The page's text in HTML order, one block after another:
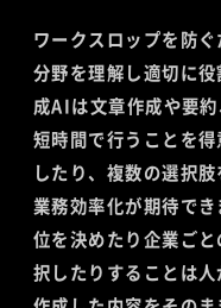
ワークスロップを防
分野を理解し適切に
成AIは文章作成や要
短時間で行うことを
したり、複数の選択
業務効率化が期待で
位を決めたり企業ご
択したりすることは